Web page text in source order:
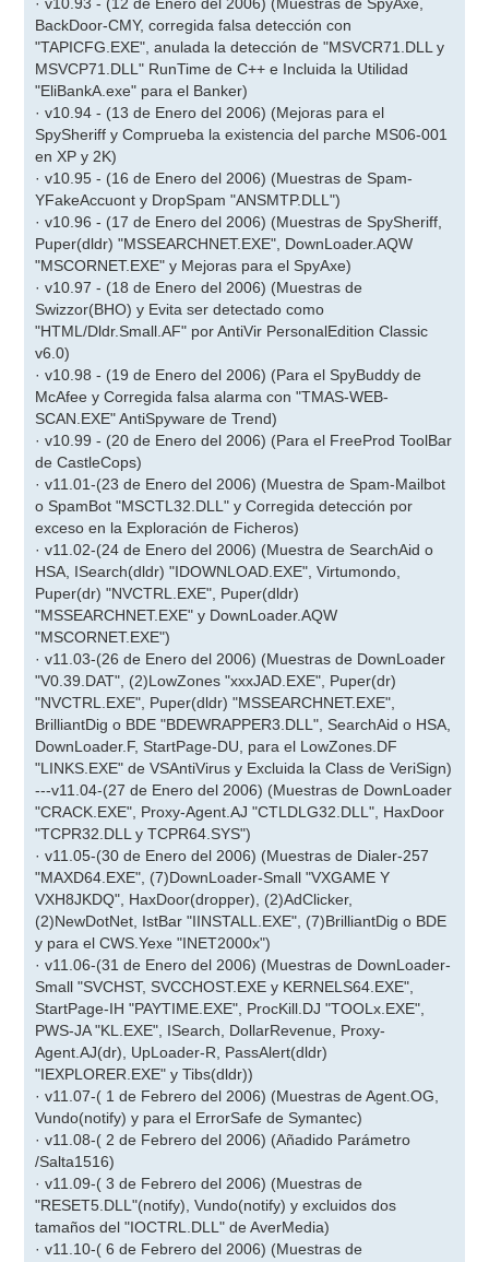
· v10.93 - (12 de Enero del 2006) (Muestras de SpyAxe,
BackDoor-CMY, corregida falsa detección con
"TAPICFG.EXE", anulada la detección de "MSVCR71.DLL y
MSVCP71.DLL" RunTime de C++ e Incluida la Utilidad
"EliBankA.exe" para el Banker)
· v10.94 - (13 de Enero del 2006) (Mejoras para el
SpySheriff y Comprueba la existencia del parche MS06-001
en XP y 2K)
· v10.95 - (16 de Enero del 2006) (Muestras de Spam-
YFakeAccuont y DropSpam "ANSMTP.DLL")
· v10.96 - (17 de Enero del 2006) (Muestras de SpySheriff,
Puper(dldr) "MSSEARCHNET.EXE", DownLoader.AQW
"MSCORNET.EXE" y Mejoras para el SpyAxe)
· v10.97 - (18 de Enero del 2006) (Muestras de
Swizzor(BHO) y Evita ser detectado como
"HTML/Dldr.Small.AF" por AntiVir PersonalEdition Classic
v6.0)
· v10.98 - (19 de Enero del 2006) (Para el SpyBuddy de
McAfee y Corregida falsa alarma con "TMAS-WEB-
SCAN.EXE" AntiSpyware de Trend)
· v10.99 - (20 de Enero del 2006) (Para el FreeProd ToolBar
de CastleCops)
· v11.01-(23 de Enero del 2006) (Muestra de Spam-Mailbot
o SpamBot "MSCTL32.DLL" y Corregida detección por
exceso en la Exploración de Ficheros)
· v11.02-(24 de Enero del 2006) (Muestra de SearchAid o
HSA, ISearch(dldr) "IDOWNLOAD.EXE", Virtumondo,
Puper(dr) "NVCTRL.EXE", Puper(dldr)
"MSSEARCHNET.EXE" y DownLoader.AQW
"MSCORNET.EXE")
· v11.03-(26 de Enero del 2006) (Muestras de DownLoader
"V0.39.DAT", (2)LowZones "xxxJAD.EXE", Puper(dr)
"NVCTRL.EXE", Puper(dldr) "MSSEARCHNET.EXE",
BrilliantDig o BDE "BDEWRAPPER3.DLL", SearchAid o HSA,
DownLoader.F, StartPage-DU, para el LowZones.DF
"LINKS.EXE" de VSAntiVirus y Excluida la Class de VeriSign)
---v11.04-(27 de Enero del 2006) (Muestras de DownLoader
"CRACK.EXE", Proxy-Agent.AJ "CTLDLG32.DLL", HaxDoor
"TCPR32.DLL y TCPR64.SYS")
· v11.05-(30 de Enero del 2006) (Muestras de Dialer-257
"MAXD64.EXE", (7)DownLoader-Small "VXGAME Y
VXH8JKDQ", HaxDoor(dropper), (2)AdClicker,
(2)NewDotNet, IstBar "IINSTALL.EXE", (7)BrilliantDig o BDE
y para el CWS.Yexe "INET2000x")
· v11.06-(31 de Enero del 2006) (Muestras de DownLoader-
Small "SVCHST, SVCCHOST.EXE y KERNELS64.EXE",
StartPage-IH "PAYTIME.EXE", ProcKill.DJ "TOOLx.EXE",
PWS-JA "KL.EXE", ISearch, DollarRevenue, Proxy-
Agent.AJ(dr), UpLoader-R, PassAlert(dldr)
"IEXPLORER.EXE" y Tibs(dldr))
· v11.07-( 1 de Febrero del 2006) (Muestras de Agent.OG,
Vundo(notify) y para el ErrorSafe de Symantec)
· v11.08-( 2 de Febrero del 2006) (Añadido Parámetro
/Salta1516)
· v11.09-( 3 de Febrero del 2006) (Muestras de
"RESET5.DLL"(notify), Vundo(notify) y excluidos dos
tamaños del "IOCTRL.DLL" de AverMedia)
· v11.10-( 6 de Febrero del 2006) (Muestras de